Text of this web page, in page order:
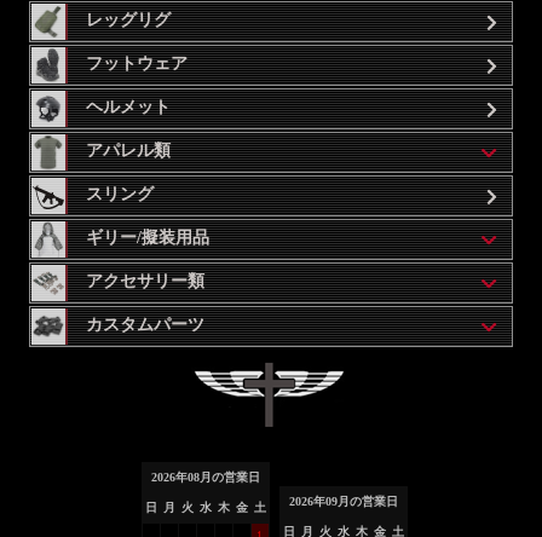
レッグリグ
フットウェア
ヘルメット
アパレル類
スリング
ギリー/擬装用品
アクセサリー類
カスタムパーツ
2026年08月の営業日
日 月 火 水 木 金 土 2026年09月の営業日
日 月 火 水 木 金 土